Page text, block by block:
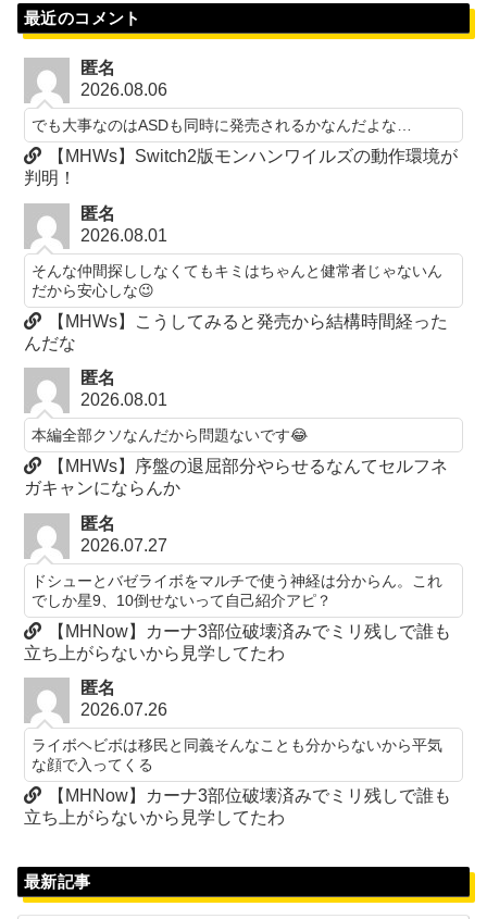
最近のコメント
匿名
2026.08.06
でも大事なのはASDも同時に発売されるかなんだよな…
【MHWs】Switch2版モンハンワイルズの動作環境が
判明！
匿名
2026.08.01
そんな仲間探ししなくてもキミはちゃんと健常者じゃないん
だから安心しな😉
【MHWs】こうしてみると発売から結構時間経った
んだな
匿名
2026.08.01
本編全部クソなんだから問題ないです😂
【MHWs】序盤の退屈部分やらせるなんてセルフネ
ガキャンにならんか
匿名
2026.07.27
ドシューとバゼライボをマルチで使う神経は分からん。これ
でしか星9、10倒せないって自己紹介アピ？
【MHNow】カーナ3部位破壊済みでミリ残しで誰も
立ち上がらないから見学してたわ
匿名
2026.07.26
ライボヘビボは移民と同義そんなことも分からないから平気
な顔で入ってくる
【MHNow】カーナ3部位破壊済みでミリ残しで誰も
立ち上がらないから見学してたわ
最新記事